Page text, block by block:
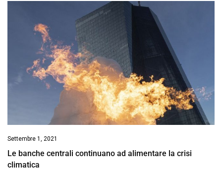
Settembre 1, 2021
Le banche centrali continuano ad alimentare la crisi
climatica